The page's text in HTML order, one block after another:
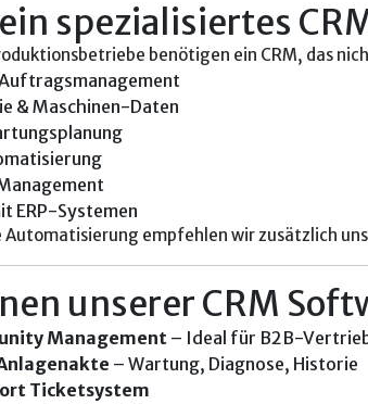
spezialisiertes
benötigen ein CRM, das
& Maschinen-Daten
ERP-Systemen
empfehlen wir zusätzlich
unserer CRM
Management – Ideal für B2B-
– Wartung, Diagnose, Historie
Ticketsystem